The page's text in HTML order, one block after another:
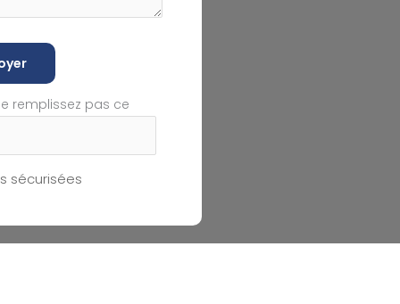
remplissez pas ce
sécurisées